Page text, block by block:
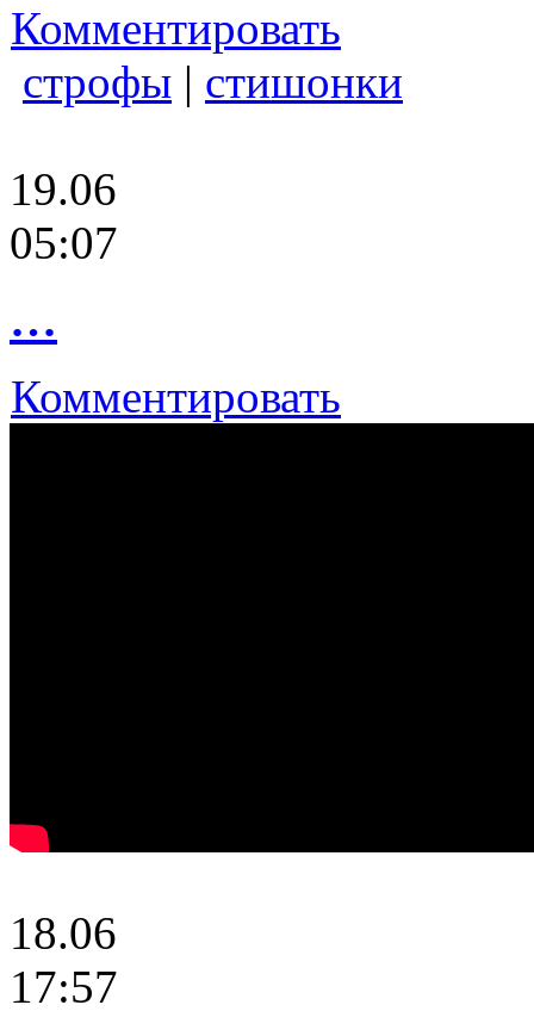
Комментировать
строфы | стишонки
19.06
05:07
…
Комментировать
18.06
17:57